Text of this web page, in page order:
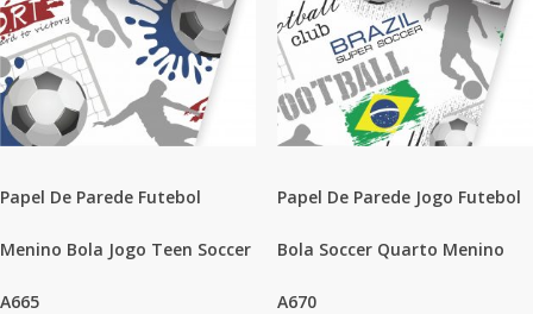
Papel De Parede Futebol
Menino Bola Jogo Teen Soccer
A665
Papel De Parede Jogo Futebol
Bola Soccer Quarto Menino
A670